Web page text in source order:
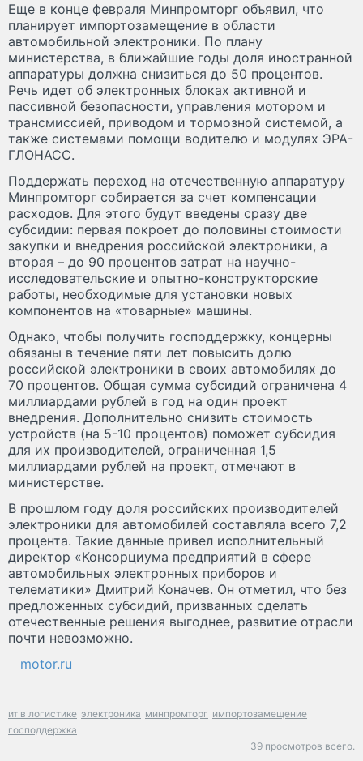
Еще в конце февраля Минпромторг объявил, что
планирует импортозамещение в области
автомобильной электроники. По плану
министерства, в ближайшие годы доля иностранной
аппаратуры должна снизиться до 50 процентов.
Речь идет об электронных блоках активной и
пассивной безопасности, управления мотором и
трансмиссией, приводом и тормозной системой, а
также системами помощи водителю и модулях ЭРА-
ГЛОНАСС.
Поддержать переход на отечественную аппаратуру
Минпромторг собирается за счет компенсации
расходов. Для этого будут введены сразу две
субсидии: первая покроет до половины стоимости
закупки и внедрения российской электроники, а
вторая – до 90 процентов затрат на научно-
исследовательские и опытно-конструкторские
работы, необходимые для установки новых
компонентов на «товарные» машины.
Однако, чтобы получить господдержку, концерны
обязаны в течение пяти лет повысить долю
российской электроники в своих автомобилях до
70 процентов. Общая сумма субсидий ограничена 4
миллиардами рублей в год на один проект
внедрения. Дополнительно снизить стоимость
устройств (на 5-10 процентов) поможет субсидия
для их производителей, ограниченная 1,5
миллиардами рублей на проект, отмечают в
министерстве.
В прошлом году доля российских производителей
электроники для автомобилей составляла всего 7,2
процента. Такие данные привел исполнительный
директор «Консорциума предприятий в сфере
автомобильных электронных приборов и
телематики» Дмитрий Коначев. Он отметил, что без
предложенных субсидий, призванных сделать
отечественные решения выгоднее, развитие отрасли
почти невозможно.
motor.ru
ит в логистике электроника минпромторг импортозамещение
господдержка
39 просмотров всего.